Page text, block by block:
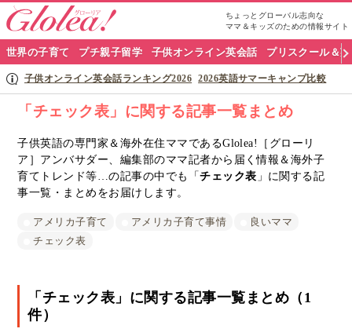
ちょっとグローバル志向な
ママ＆キッズのための情報サイト
グ
ロ
リ
ア
ナ
世界の子育て プチ親子留学 子供オンライン英会話 プリスクール＆
子供オンライン英会話ランキング2026 2026英語サマーキャンプ比較
「チェック表」に関する記事一覧まとめ
子供英語の専門家＆海外在住ママであるGlolea!［グローリ
ア］アンバサダー、編集部のママ記者から届く情報＆海外子
育てトレンド等…の記事の中でも「チェック表 」に関する記
事一覧・まとめをお届けします。
アメリカ子育て アメリカ子育て事情
良いママ
チェック表
「チェック表」に関する記事一覧まとめ（1
件）